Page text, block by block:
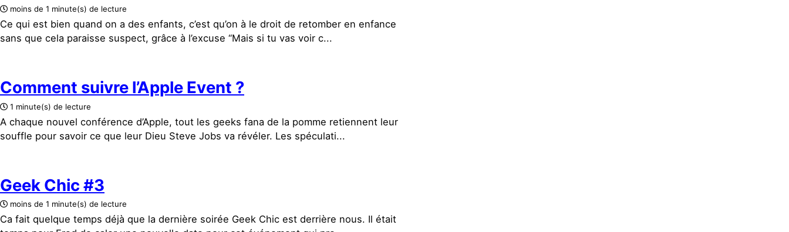
moins de 1 minute(s) de lecture
Ce qui est bien quand on a des enfants, c’est qu’on à le droit de retomber en enfance
sans que cela paraisse suspect, grâce à l’excuse “Mais si tu vas voir c...
Comment suivre l’Apple Event ?
1 minute(s) de lecture
A chaque nouvel conférence d’Apple, tout les geeks fana de la pomme retiennent leur
souffle pour savoir ce que leur Dieu Steve Jobs va révéler. Les spéculati...
Geek Chic #3
moins de 1 minute(s) de lecture
Ca fait quelque temps déjà que la dernière soirée Geek Chic est derrière nous. Il était